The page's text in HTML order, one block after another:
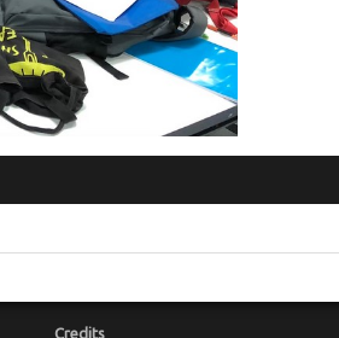
Credits